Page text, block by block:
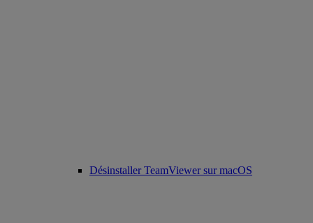
Désinstaller TeamViewer sur macOS